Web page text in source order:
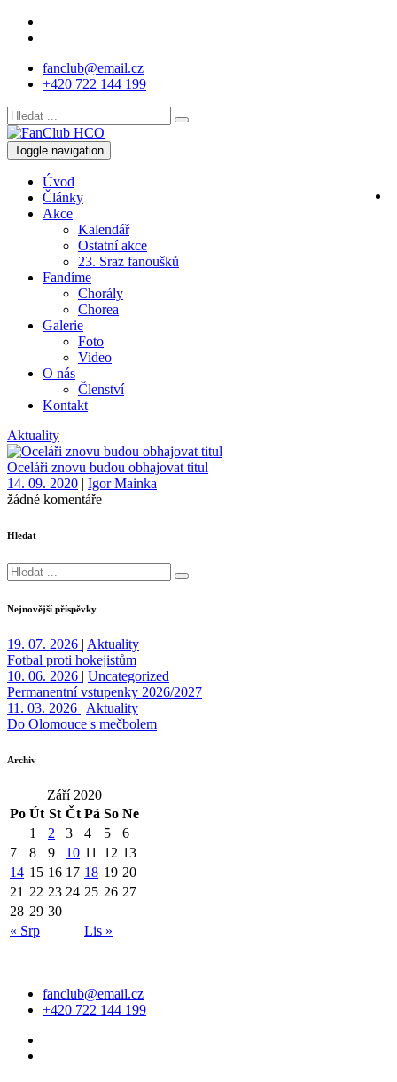
fanclub@email.cz
+420 722 144 199
Toggle navigation
Úvod
Články
Akce
Kalendář
Ostatní akce
23. Sraz fanoušků
Fandíme
Chorály
Chorea
Galerie
Foto
Video
O nás
Členství
Kontakt
Aktuality
Oceláři znovu budou obhajovat titul
14. 09. 2020 | Igor Mainka
žádné komentáře
Hledat
Nejnovější příspěvky
19. 07. 2026 | Aktuality
Fotbal proti hokejistům
10. 06. 2026 | Uncategorized
Permanentní vstupenky 2026/2027
11. 03. 2026 | Aktuality
Do Olomouce s mečbolem
Archiv
Září 2020
Po Út St Čt Pá So Ne
« Srp Lis »
1 2 3 4 5
6
7
8 9 10 11 12 13
14 15 16 17 18 19 20
21 22 23 24 25 26 27
28 29 30
fanclub@email.cz
+420 722 144 199